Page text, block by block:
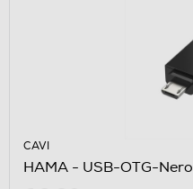
CAVI
HAMA - USB-OTG-Nero